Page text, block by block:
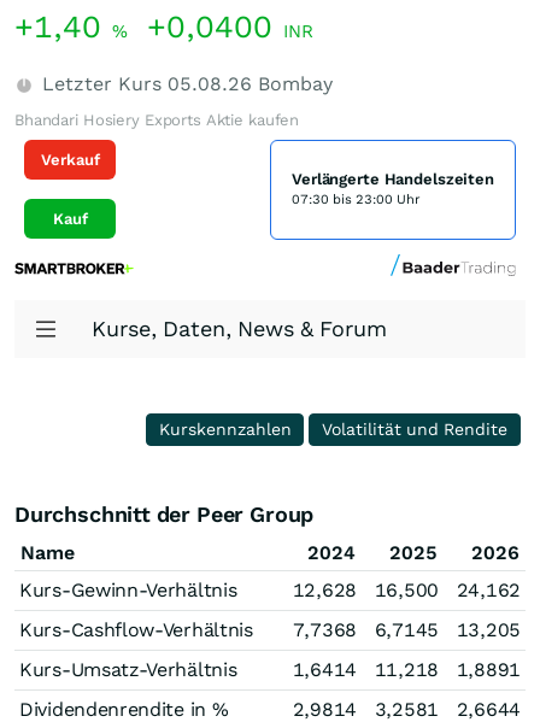
+1,40 % +0,0400 INR
Letzter Kurs 05.08.26 Bombay
Bhandari Hosiery Exports Aktie kaufen
Verkauf
Kauf
Verlängerte Handelszeiten
07:30 bis 23:00 Uhr
Kurse, Daten, News & Forum
Kurskennzahlen Volatilität und Rendite
Durchschnitt der Peer Group
Name 2024 2025
2026
Kurs-Gewinn-Verhältnis
12,628 16,500
24,162
Kurs-Cashflow-Verhältnis
7,7368 6,7145
13,205
Kurs-Umsatz-Verhältnis
1,6414 11,218
1,8891
Dividendenrendite in %
2,9814 3,2581 2,6644